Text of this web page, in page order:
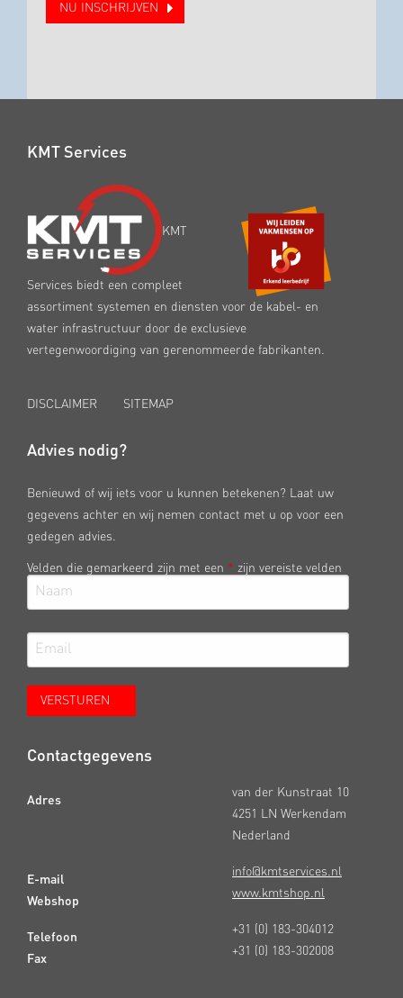
NU INSCHRIJVEN
KMT Services
KMT
Services biedt een compleet
assortiment systemen en diensten voor de kabel- en
water infrastructuur door de exclusieve
vertegenwoordiging van gerenommeerde fabrikanten.
DISCLAIMER SITEMAP
Advies nodig?
Benieuwd of wij iets voor u kunnen betekenen? Laat uw
gegevens achter en wij nemen contact met u op voor een
gedegen advies.
Velden die gemarkeerd zijn met een * zijn vereiste velden
Contactgegevens
Adres
E-mail
Webshop
Telefoon
Fax
van der Kunstraat 10
4251 LN Werkendam
Nederland
info@kmtservices.nl
www.kmtshop.nl
+31 (0) 183-304012
+31 (0) 183-302008